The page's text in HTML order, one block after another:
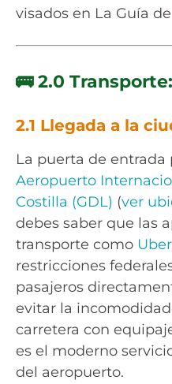
visados en La Guía de
🚌 2.0
2.1 Llegada a la
La puerta de entrada
Aeropuerto
Costilla (GDL) (ver
debes saber que las
transporte como Uber
restricciones
pasajeros
evitar la
carretera con
es el moderno
del aeropuerto.